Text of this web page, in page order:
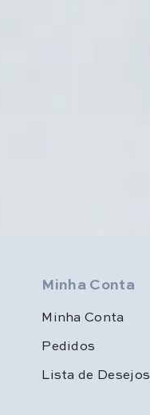
Minha Conta
Minha Conta
Pedidos
Lista de Desejos